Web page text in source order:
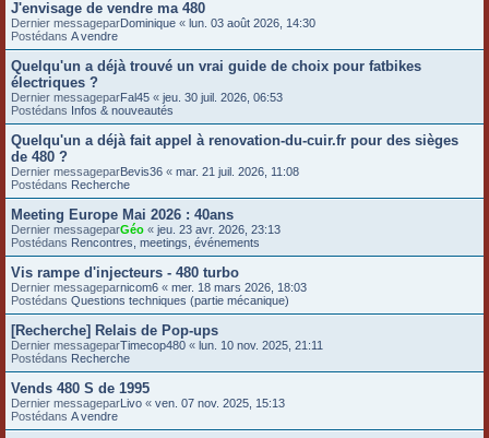
J'envisage de vendre ma 480
Dernier messageparDominique « lun. 03 août 2026, 14:30
Postédans A vendre
Quelqu'un a déjà trouvé un vrai guide de choix pour fatbikes
électriques ?
Dernier messageparFal45 « jeu. 30 juil. 2026, 06:53
Postédans Infos & nouveautés
Quelqu'un a déjà fait appel à renovation-du-cuir.fr pour des sièges
de 480 ?
Dernier messageparBevis36 « mar. 21 juil. 2026, 11:08
Postédans Recherche
Meeting Europe Mai 2026 : 40ans
Dernier messageparGéo « jeu. 23 avr. 2026, 23:13
Postédans Rencontres, meetings, événements
Vis rampe d'injecteurs - 480 turbo
Dernier messageparnicom6 « mer. 18 mars 2026, 18:03
Postédans Questions techniques (partie mécanique)
[Recherche] Relais de Pop-ups
Dernier messageparTimecop480 « lun. 10 nov. 2025, 21:11
Postédans Recherche
Vends 480 S de 1995
Dernier messageparLivo « ven. 07 nov. 2025, 15:13
Postédans A vendre